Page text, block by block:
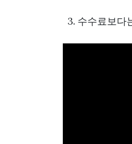
3. 수수료보다